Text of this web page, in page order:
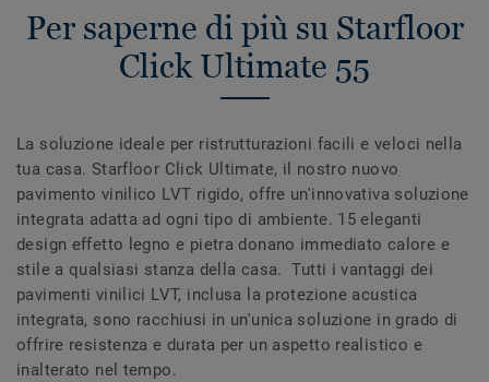
Per saperne di più su Starfloor
Click Ultimate 55
La soluzione ideale per ristrutturazioni facili e veloci nella
tua casa. Starfloor Click Ultimate, il nostro nuovo
pavimento vinilico LVT rigido, offre un'innovativa soluzione
integrata adatta ad ogni tipo di ambiente. 15 eleganti
design effetto legno e pietra donano immediato calore e
stile a qualsiasi stanza della casa. Tutti i vantaggi dei
pavimenti vinilici LVT, inclusa la protezione acustica
integrata, sono racchiusi in un'unica soluzione in grado di
offrire resistenza e durata per un aspetto realistico e
inalterato nel tempo.